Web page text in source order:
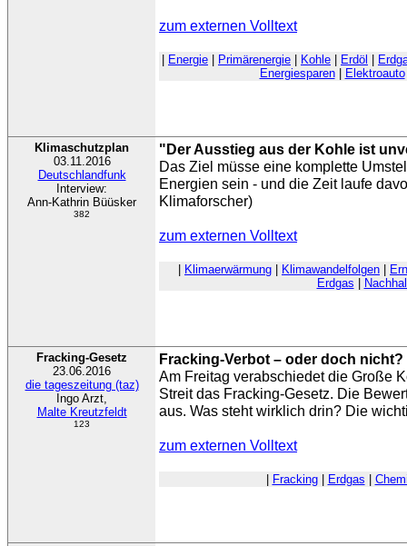
zum externen Volltext
Energie Primärenergie Kohle Erdöl
Energiesparen| Elektroauto
Klimaschutzplan
03.11.2016
Deutschlandfunk
Interview:
Ann-Kathrin Büüsker
382
"Der Ausstieg aus der Kohle ist
Das Ziel müsse eine komplette
Energien sein - und die Zeit laufe
Klimaforscher)
zum externen Volltext
Klimaerwärmung Klimawandelfolgen
Erdgas
Fracking-Gesetz
23.06.2016
die tageszeitung (taz)
Ingo Arzt,
Malte Kreutzfeldt
123
Fracking-Verbot – oder doch nicht?
Am Freitag verabschiedet die Große
Streit das Fracking-Gesetz. Die
aus. Was steht wirklich drin? Die
zum externen Volltext
Fracking| Erdgas